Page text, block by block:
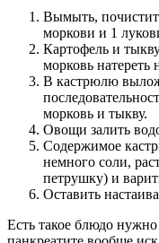
Вымыть,
моркови и 1
Картофель и
морковь натереть
В кастрюлю
морковь и тыкву.
Овощи залить
Содержимое
немного соли,
петрушку) и
Оставить
Есть такое блюдо